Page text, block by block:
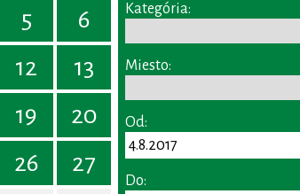
5
6
12
13
19
20
26
27
Kategória:
Miesto:
Od:
Do: